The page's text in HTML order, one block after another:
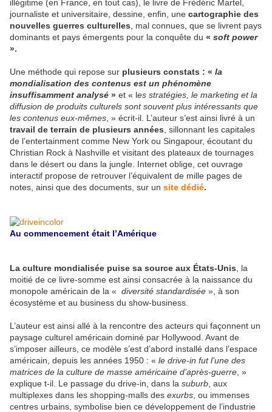
illégitime (en France, en tout cas), le livre de Frédéric Martel,
journaliste et universitaire, dessine, enfin, une cartographie des
nouvelles guerres culturelles , mal connues, que se livrent pays
dominants et pays émergents pour la conquête du « soft power
».
Une méthode qui repose sur plusieurs constats : « la
mondialisation des contenus est un phénomène
insuffisamment analysé » et « les stratégies, le marketing et la
diffusion de produits culturels sont souvent plus intéressants que
les contenus eux-mêmes , » écrit-il. L’auteur s’est ainsi livré à un
travail de terrain de plusieurs années , sillonnant les capitales
de l’entertainment comme New York ou Singapour, écoutant du
Christian Rock à Nashville et visitant des plateaux de tournages
dans le désert ou dans la jungle. Internet oblige, cet ouvrage
interactif propose de retrouver l’équivalent de mille pages de
notes, ainsi que des documents, sur un site dédié.
Au commencement était l’Amérique
La culture mondialisée puise sa source aux États-Unis , la
moitié de ce livre-somme est ainsi consacrée à la naissance du
monopole américain de la « diversité standardisée », à son
écosystème et au business du show-business.
L’auteur est ainsi allé à la rencontre des acteurs qui façonnent un
paysage culturel américain dominé par Hollywood. Avant de
s’imposer ailleurs, ce modèle s’est d’abord installé dans l’espace
américain, depuis les années 1950 : « le drive-in fut l’une des
matrices de la culture de masse américaine d’après-guerre , »
explique t-il. Le passage du drive-in, dans la suburb , aux
multiplexes dans les shopping-malls des exurbs , ou immenses
centres urbains, symbolise bien ce développement de l’industrie